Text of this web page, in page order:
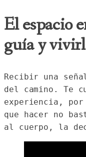
El espacio
guía y
Recibir una
del camino. Te
experiencia,
que hacer no
al cuerpo, la